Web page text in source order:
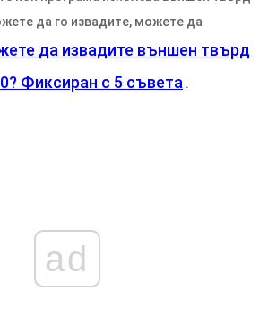
да го извадите, можете да
да извадите външен твърд
Фиксиран с 5 съвета .
ad